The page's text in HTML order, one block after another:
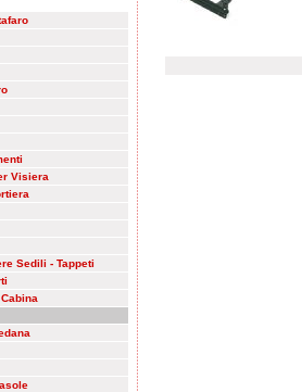
Visiera
Sedili - Tappeti